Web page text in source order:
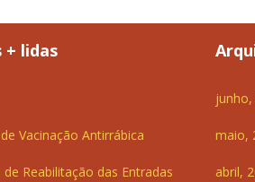
+ lidas
Vacinação Antirrábica
de Reabilitação das Entradas
junho,
maio,
abril,